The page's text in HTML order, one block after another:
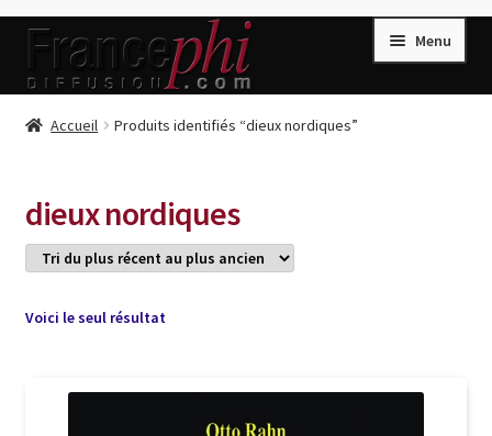
Aller
la
Aller
contenu
Menu
Accueil
Conditions de Vente
Connection
Listes d’Envies
Accueil Produits identifiés “dieux nordiques”
dieux nordiques
Voici le seul résultat